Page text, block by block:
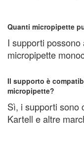
Quanti micropipette
I supporti
micropipette
Il supporto è
micropipette?
Sì, i supporti sono
Kartell e altre